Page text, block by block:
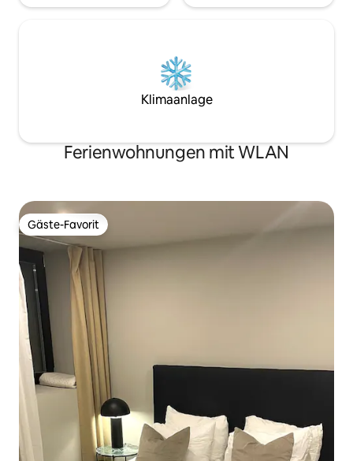
Klimaanlage
Ferienwohnungen mit WLAN
Gäste-Favorit
Gäste-Favorit